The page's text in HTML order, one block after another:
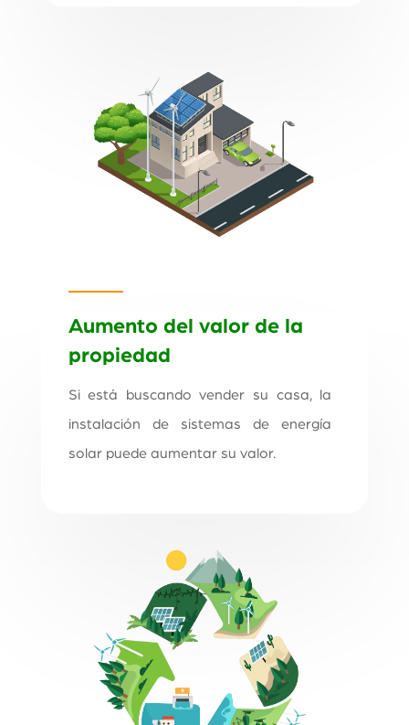
Aumento del valor de la
propiedad
Si está buscando vender su casa, la
instalación de sistemas de energía
solar puede aumentar su valor.